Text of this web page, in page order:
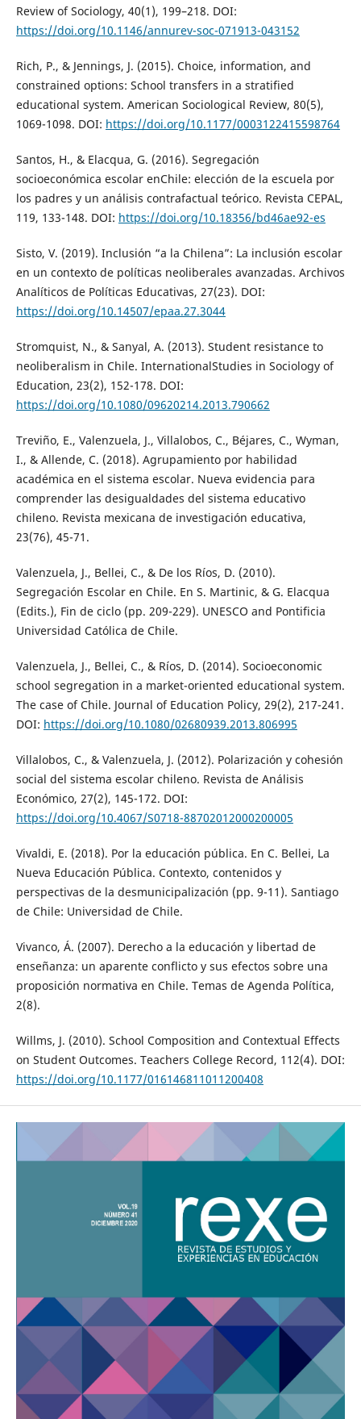
Review of Sociology, 40(1), 199–218. DOI:
https://doi.org/10.1146/annurev-soc-071913-043152
Rich, P., & Jennings, J. (2015). Choice, information, and
constrained options: School transfers in a stratified
educational system. American Sociological Review, 80(5),
1069-1098. DOI: https://doi.org/10.1177/0003122415598764
Santos, H., & Elacqua, G. (2016). Segregación
socioeconómica escolar enChile: elección de la escuela por
los padres y un análisis contrafactual teórico. Revista CEPAL,
119, 133-148. DOI: https://doi.org/10.18356/bd46ae92-es
Sisto, V. (2019). Inclusión “a la Chilena”: La inclusión escolar
en un contexto de políticas neoliberales avanzadas. Archivos
Analíticos de Políticas Educativas, 27(23). DOI:
https://doi.org/10.14507/epaa.27.3044
Stromquist, N., & Sanyal, A. (2013). Student resistance to
neoliberalism in Chile. InternationalStudies in Sociology of
Education, 23(2), 152-178. DOI:
https://doi.org/10.1080/09620214.2013.790662
Treviño, E., Valenzuela, J., Villalobos, C., Béjares, C., Wyman,
I., & Allende, C. (2018). Agrupamiento por habilidad
académica en el sistema escolar. Nueva evidencia para
comprender las desigualdades del sistema educativo
chileno. Revista mexicana de investigación educativa,
23(76), 45-71.
Valenzuela, J., Bellei, C., & De los Ríos, D. (2010).
Segregación Escolar en Chile. En S. Martinic, & G. Elacqua
(Edits.), Fin de ciclo (pp. 209-229). UNESCO and Pontificia
Universidad Católica de Chile.
Valenzuela, J., Bellei, C., & Ríos, D. (2014). Socioeconomic
school segregation in a market-oriented educational system.
The case of Chile. Journal of Education Policy, 29(2), 217-241.
DOI: https://doi.org/10.1080/02680939.2013.806995
Villalobos, C., & Valenzuela, J. (2012). Polarización y cohesión
social del sistema escolar chileno. Revista de Análisis
Económico, 27(2), 145-172. DOI:
https://doi.org/10.4067/S0718-88702012000200005
Vivaldi, E. (2018). Por la educación pública. En C. Bellei, La
Nueva Educación Pública. Contexto, contenidos y
perspectivas de la desmunicipalización (pp. 9-11). Santiago
de Chile: Universidad de Chile.
Vivanco, Á. (2007). Derecho a la educación y libertad de
enseñanza: un aparente conflicto y sus efectos sobre una
proposición normativa en Chile. Temas de Agenda Política,
2(8).
Willms, J. (2010). School Composition and Contextual Effects
on Student Outcomes. Teachers College Record, 112(4). DOI:
https://doi.org/10.1177/016146811011200408